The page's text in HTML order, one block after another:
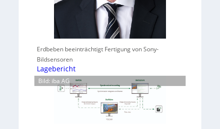
Erdbeben beeinträchtigt Fertigung von Sony-
Bildsensoren
Lagebericht
Bild: iba AG